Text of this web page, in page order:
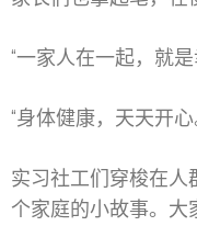
“一家人在一起，就是
“身体健康，天天开心
实习社工们穿梭在人
个家庭的小故事。大